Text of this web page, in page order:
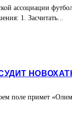
ассоциации
1. Засчитать...
поле примет